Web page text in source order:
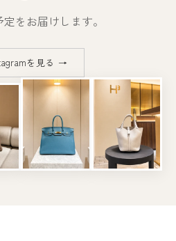
をお届けします。
を見る →